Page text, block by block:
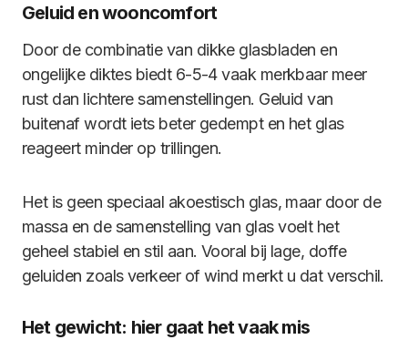
Geluid en wooncomfort
Door de combinatie van dikke glasbladen en
ongelijke diktes biedt 6-5-4 vaak merkbaar meer
rust dan lichtere samenstellingen. Geluid van
buitenaf wordt iets beter gedempt en het glas
reageert minder op trillingen.
Het is geen speciaal akoestisch glas, maar door de
massa en de samenstelling van glas voelt het
geheel stabiel en stil aan. Vooral bij lage, doffe
geluiden zoals verkeer of wind merkt u dat verschil.
Het gewicht: hier gaat het vaak mis